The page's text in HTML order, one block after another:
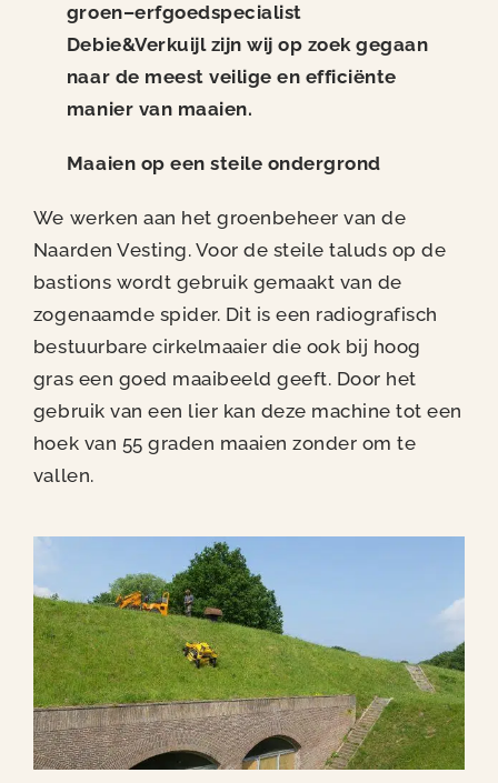
groen–erfgoedspecialist
Debie&Verkuijlzijn wij op zoek gegaan
naar de meest veilige en efficiënte
manier van maaien.
Maaien op een steile ondergrond
We werken aan het groenbeheer van de
Naarden Vesting. Voor de steile taluds op de
bastions wordt gebruik gemaakt van de
zogenaamde spider. Dit is een radiografisch
bestuurbare cirkelmaaier die ook bij hoog
gras een goed maaibeeld geeft. Door het
gebruik van een lier kan deze machine tot een
hoek van 55 graden maaien zonder om te
vallen.